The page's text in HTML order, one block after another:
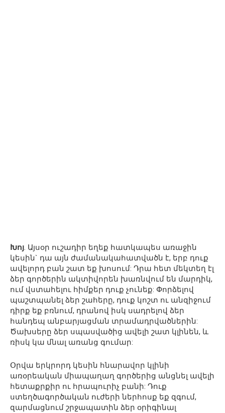
Խոյ. Այսօր ուշադիր եղեք հատկապես առաջին
կեսին` դա այն ժամանակահատվածն է, երբ դուք
ավելորդ բան շատ եք խոսում: Դրա հետ մեկտեղ էլ
ձեր գործերին ակտիվորեն խառնվում են մարդիկ,
ում վստահելու հիմքեր դուք չունեք: Փորձելով
պաշտպանել ձեր շահերը, դուք կոշտ ու անզիջում
դիրք եք բռնում, դրանով իսկ սադրելով ձեր
հանդեպ անբարյացման տրամադրվածներին:
Ծախսերը ձեր սպասվածից ավելի շատ կլինեն, և
ռիսկ կա մնալ առանց գումար:
Օրվա երկրորդ կեսին հնարավոր կլինի
առօրեական միապաղաղ գործերից անցնել ավելի
հետաքրքիր ու հրապուրիչ բանի: Դուք
ստեղծագործական ուժերի ներհոսք եք զգում,
զարմացնում շրջապատին ձեր օրիգինալ